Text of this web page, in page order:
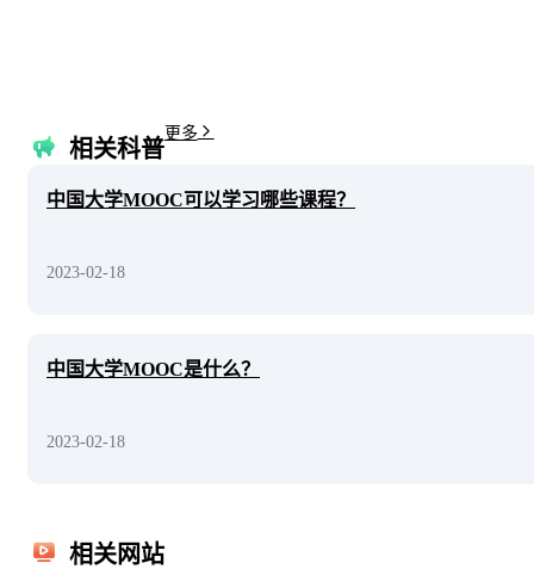
相关科普
更多
中国大学MOOC可以学习哪些课程？
2023-02-18
中国大学MOOC是什么？
2023-02-18
相关网站